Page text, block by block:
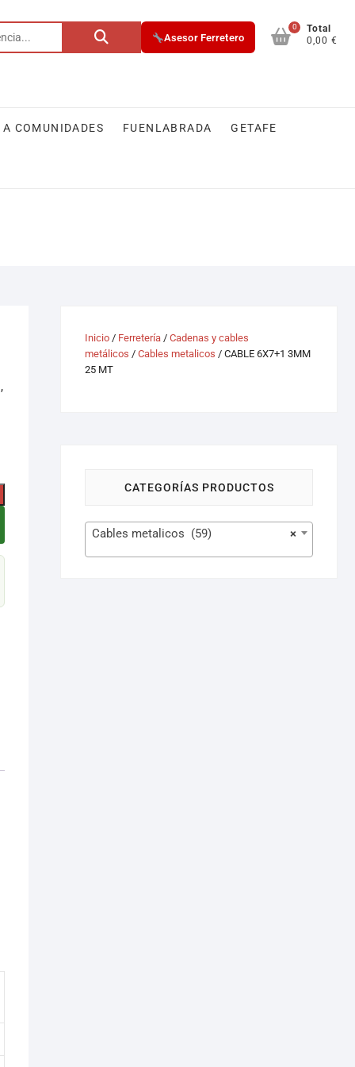
Buscar
Asesor Ferretero
0
Total
0,00 €
COMUNIDADES FUENLABRADA GETAFE
Inicio / Ferretería / Cadenas y cables
metálicos / Cables metalicos / CABLE 6X7+1 3MM
25 MT
CATEGORÍAS PRODUCTOS
×
Cables metalicos (59)